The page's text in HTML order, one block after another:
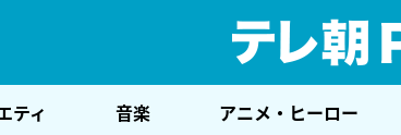
ティ 音楽 アニメ・ヒーロー